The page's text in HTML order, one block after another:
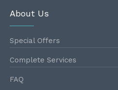
About Us
Special Offers
Complete Services
FAQ